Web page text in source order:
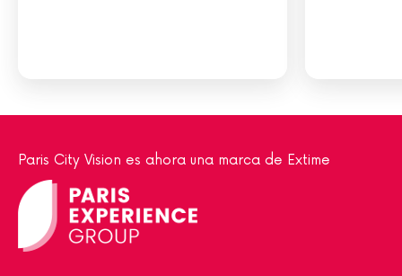
Paris City Vision es ahora una marca de Extime